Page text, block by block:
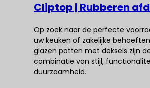
Cliptop | Rubberen
Op zoek naar de perfecte
uw keuken of zakelijke
glazen potten met deksels zijn
combinatie van stijl,
duurzaamheid.